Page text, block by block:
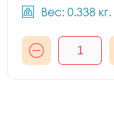
Вес: 0.338 кг.